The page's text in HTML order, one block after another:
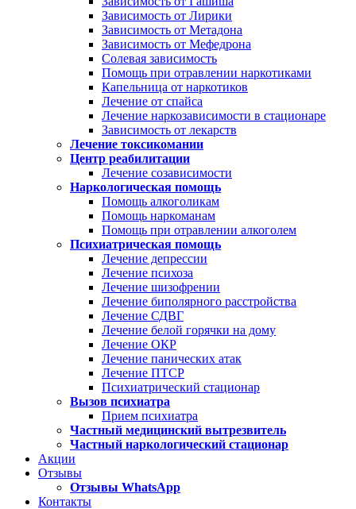
Зависимость от Лирики
Зависимость от Метадона
Зависимость от Мефедрона
Солевая зависимость
Помощь при отравлении наркотиками
Капельница от наркотиков
Лечение от спайса
Лечение наркозависимости в стационаре
Зависимость от лекарств
Лечение токсикомании
Центр реабилитации
Лечение созависимости
Наркологическая помощь
Помощь алкоголикам
Помощь наркоманам
Помощь при отравлении алкоголем
Психиатрическая помощь
Лечение депрессии
Лечение психоза
Лечение шизофрении
Лечение биполярного расстройства
Лечение СДВГ
Лечение белой горячки на дому
Лечение ОКР
Лечение панических атак
Лечение ПТСР
Психиатрический стационар
Вызов психиатра
Прием психиатра
Частный медицинский вытрезвитель
Частный наркологический стационар
Акции
Отзывы
Отзывы WhatsApp
Контакты